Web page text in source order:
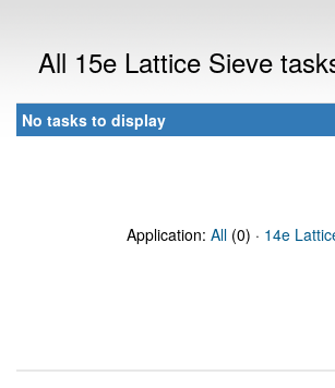
All 15e Lattice Sieve
No tasks to display
Application: All (0) · 14e